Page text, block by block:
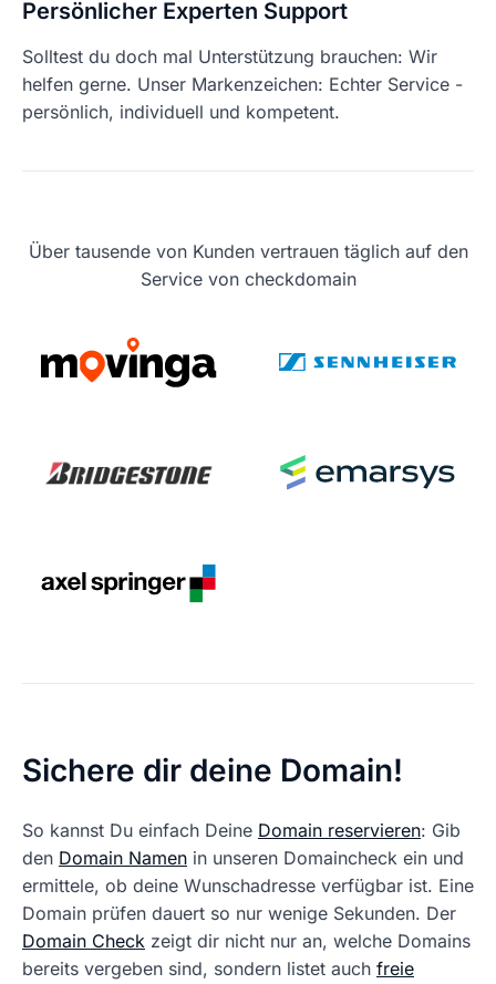
Persönlicher Experten Support
Solltest du doch mal Unterstützung brauchen: Wir
helfen gerne. Unser Markenzeichen: Echter Service -
persönlich, individuell und kompetent.
Über tausende von Kunden vertrauen täglich auf den
Service von checkdomain
Sichere dir deine Domain!
So kannst Du einfach Deine Domain reservieren: Gib
den Domain Namen in unseren Domaincheck ein und
ermittele, ob deine Wunschadresse verfügbar ist. Eine
Domain prüfen dauert so nur wenige Sekunden. Der
Domain Check zeigt dir nicht nur an, welche Domains
bereits vergeben sind, sondern listet auch freie